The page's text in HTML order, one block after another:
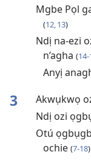
Mgbe Pọl
(12, 13)
Ndị na-ezi
n’agha (14-
Anyị
3 Akwụkwọ
Ndị ozi
Otú
ochie (7-18)